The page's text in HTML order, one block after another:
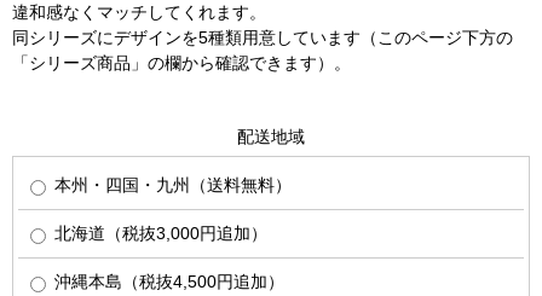
違和感なくマッチしてくれます。
同シリーズにデザインを5種類用意しています（このページ下方の
「シリーズ商品」の欄から確認できます）。
配送地域
本州・四国・九州（送料無料）
北海道（税抜3,000円追加）
沖縄本島（税抜4,500円追加）